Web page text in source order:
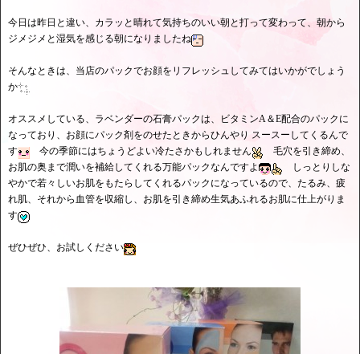
今日は昨日と違い、カラッと晴れて気持ちのいい朝と打って変わって、朝から
ジメジメと湿気を感じる朝になりましたね
そんなときは、当店のパックでお顔をリフレッシュしてみてはいかがでしょう
か
オススメしている、ラベンダーの石膏パックは、ビタミンA＆E配合のパックに
なっており、お顔にパック剤をのせたときからひんやり スースーしてくるんで
す
今の季節にはちょうどよい冷たさかもしれません
毛穴を引き締め、
お肌の奥まで潤いを補給してくれる万能パックなんですよ
しっとりしな
やかで若々しいお肌をもたらしてくれるパックになっているので、たるみ、疲
れ肌、それから血管を収縮し、お肌を引き締め生気あふれるお肌に仕上がりま
す
ぜひぜひ、お試しください